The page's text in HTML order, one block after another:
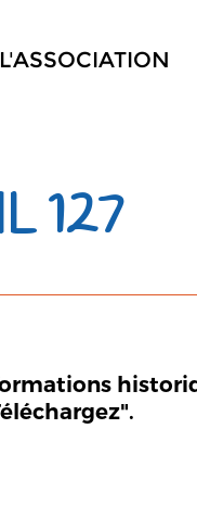
L'ASSOCIATION
127